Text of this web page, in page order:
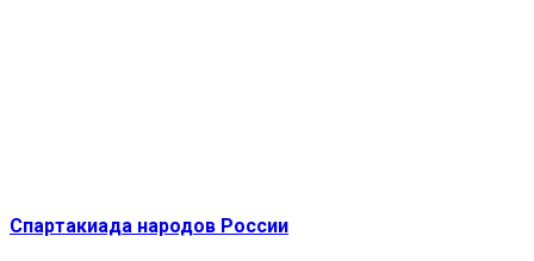
Спартакиада народов России